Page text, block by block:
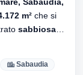
m² che si
sabbiosa
Sabaudia